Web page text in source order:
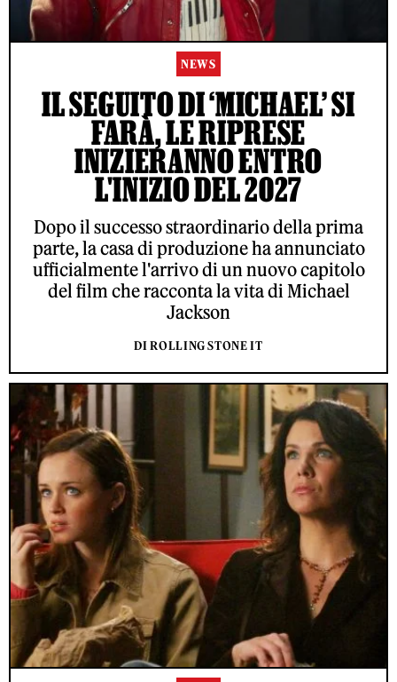
NEWS
IL SEGUITO DI ‘MICHAEL’ SI
FARÀ, LE RIPRESE
INIZIERANNO ENTRO
L'INIZIO DEL 2027
Dopo il successo straordinario della prima
parte, la casa di produzione ha annunciato
ufficialmente l'arrivo di un nuovo capitolo
del film che racconta la vita di Michael
Jackson
DI ROLLING STONE IT